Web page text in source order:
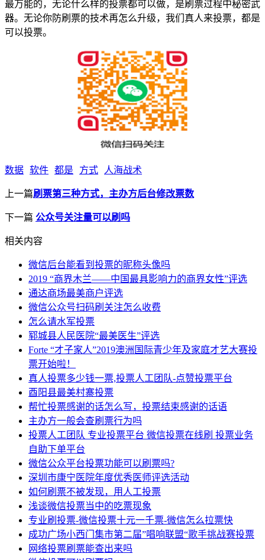
最万能的，无论什么样的投票都可以做，是刷票过程中秘密武
器。无论你防刷票的技术再怎么升级，我们真人来投票，都是
可以投票。
数据 软件 都是 方式 人海战术
上一篇​刷票第三种方式，主办方后台修改票数
下一篇 公众号关注量可以刷吗
相关内容
微信后台能看到投票的昵称头像吗
2019 “商界木兰——中国最具影响力的商界女性”评选
通达商场最美商户评选
微信公众号扫码刷关注怎么收费
怎么请水军投票
郓城县人民医院“最美医生”评选
Forte “才子家人”2019澳洲国际青少年及家庭才艺大赛投
票开始啦！
真人投票多少钱一票,投票人工团队-点赞投票平台
酉阳县最美村寨投票
帮忙投票感谢的话怎么写，投票结束感谢的话语
主办方一般会查刷票行为吗
投票人工团队 专业投票平台 微信投票在线刷 投票业务
自助下单平台
微信公众平台投票功能可以刷票吗?
深圳市康宁医院年度优秀医师评选活动
如何刷票不被发现，用人工投票
浅谈微信投票当中的吃票现象
专业刷投票-微信投票十元一千票-微信怎么拉票快
成功广场小西门集市第二届”唱响联盟“歌手挑战赛投票
网络投票刷票能查出来吗